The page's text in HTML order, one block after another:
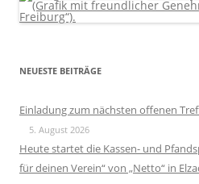
NEUESTE BEITRÄGE
Einladung zum nächsten offenen
5. August 2026
Heute startet die Kassen- und
für deinen Verein“ von „Netto“ in